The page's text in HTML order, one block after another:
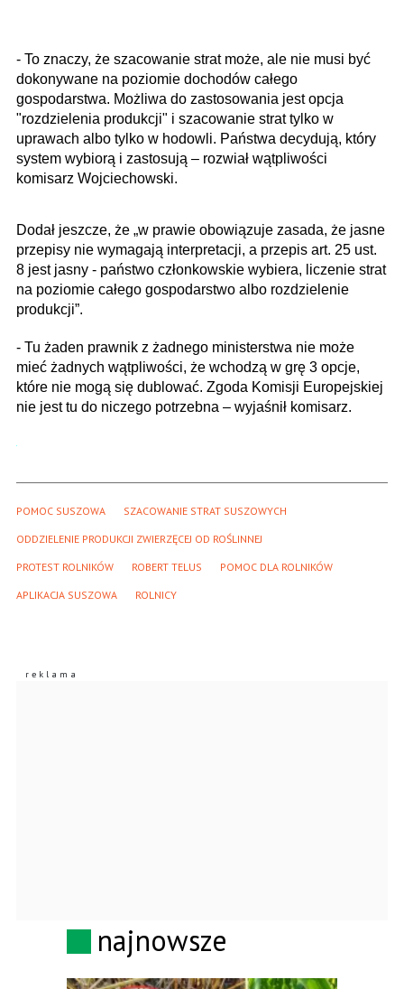
- To znaczy, że szacowanie strat może, ale nie musi być
dokonywane na poziomie dochodów całego
gospodarstwa. Możliwa do zastosowania jest opcja
"rozdzielenia produkcji" i szacowanie strat tylko w
uprawach albo tylko w hodowli. Państwa decydują, który
system wybiorą i zastosują – rozwiał wątpliwości
komisarz Wojciechowski.
Dodał jeszcze, że „w prawie obowiązuje zasada, że jasne
przepisy nie wymagają interpretacji, a przepis art. 25 ust.
8 jest jasny - państwo członkowskie wybiera, liczenie strat
na poziomie całego gospodarstwo albo rozdzielenie
produkcji”.
- Tu żaden prawnik z żadnego ministerstwa nie może
mieć żadnych wątpliwości, że wchodzą w grę 3 opcje,
które nie mogą się dublować. Zgoda Komisji Europejskiej
nie jest tu do niczego potrzebna – wyjaśnił komisarz.
POMOC SUSZOWA SZACOWANIE STRAT SUSZOWYCH
ODDZIELENIE PRODUKCJI ZWIERZĘCEJ OD ROŚLINNEJ
PROTEST ROLNIKÓW ROBERT TELUS POMOC DLA ROLNIKÓW
APLIKACJA SUSZOWA ROLNICY
najnowsze